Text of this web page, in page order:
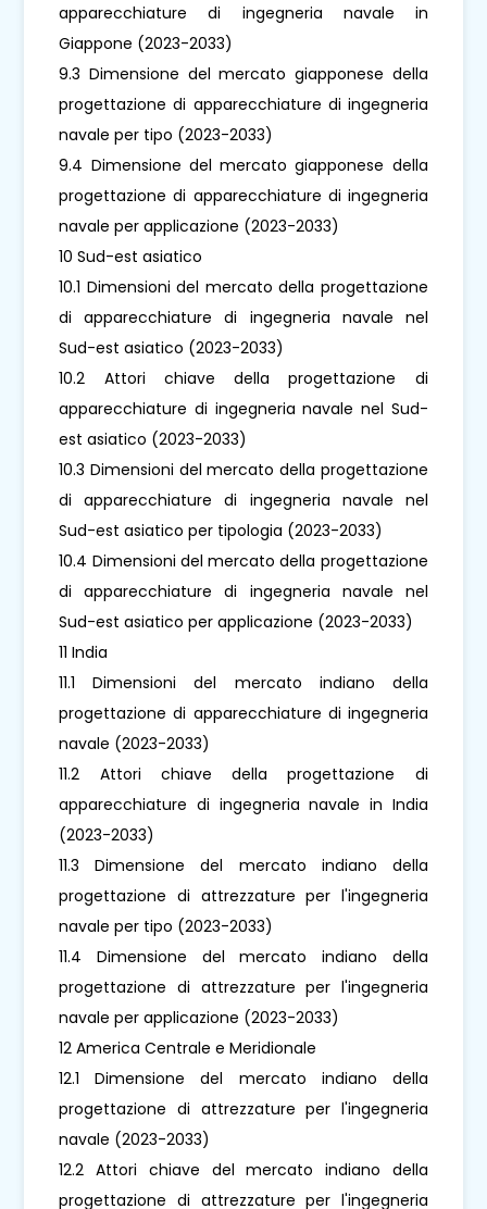
apparecchiature di ingegneria navale in
Giappone (2023-2033)
9.3 Dimensione del mercato giapponese della
progettazione di apparecchiature di ingegneria
navale per tipo (2023-2033)
9.4 Dimensione del mercato giapponese della
progettazione di apparecchiature di ingegneria
navale per applicazione (2023-2033)
10 Sud-est asiatico
10.1 Dimensioni del mercato della progettazione
di apparecchiature di ingegneria navale nel
Sud-est asiatico (2023-2033)
10.2 Attori chiave della progettazione di
apparecchiature di ingegneria navale nel Sud-
est asiatico (2023-2033)
10.3 Dimensioni del mercato della progettazione
di apparecchiature di ingegneria navale nel
Sud-est asiatico per tipologia (2023-2033)
10.4 Dimensioni del mercato della progettazione
di apparecchiature di ingegneria navale nel
Sud-est asiatico per applicazione (2023-2033)
11 India
11.1 Dimensioni del mercato indiano della
progettazione di apparecchiature di ingegneria
navale (2023-2033)
11.2 Attori chiave della progettazione di
apparecchiature di ingegneria navale in India
(2023-2033)
11.3 Dimensione del mercato indiano della
progettazione di attrezzature per l'ingegneria
navale per tipo (2023-2033)
11.4 Dimensione del mercato indiano della
progettazione di attrezzature per l'ingegneria
navale per applicazione (2023-2033)
12 America Centrale e Meridionale
12.1 Dimensione del mercato indiano della
progettazione di attrezzature per l'ingegneria
navale (2023-2033)
12.2 Attori chiave del mercato indiano della
progettazione di attrezzature per l'ingegneria